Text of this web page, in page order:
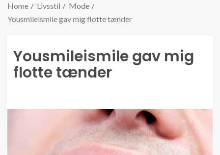
Home Livsstil
Mode
Yousmileismile gav mig flotte tænder
Yousmileismile gav mig
flotte tænder